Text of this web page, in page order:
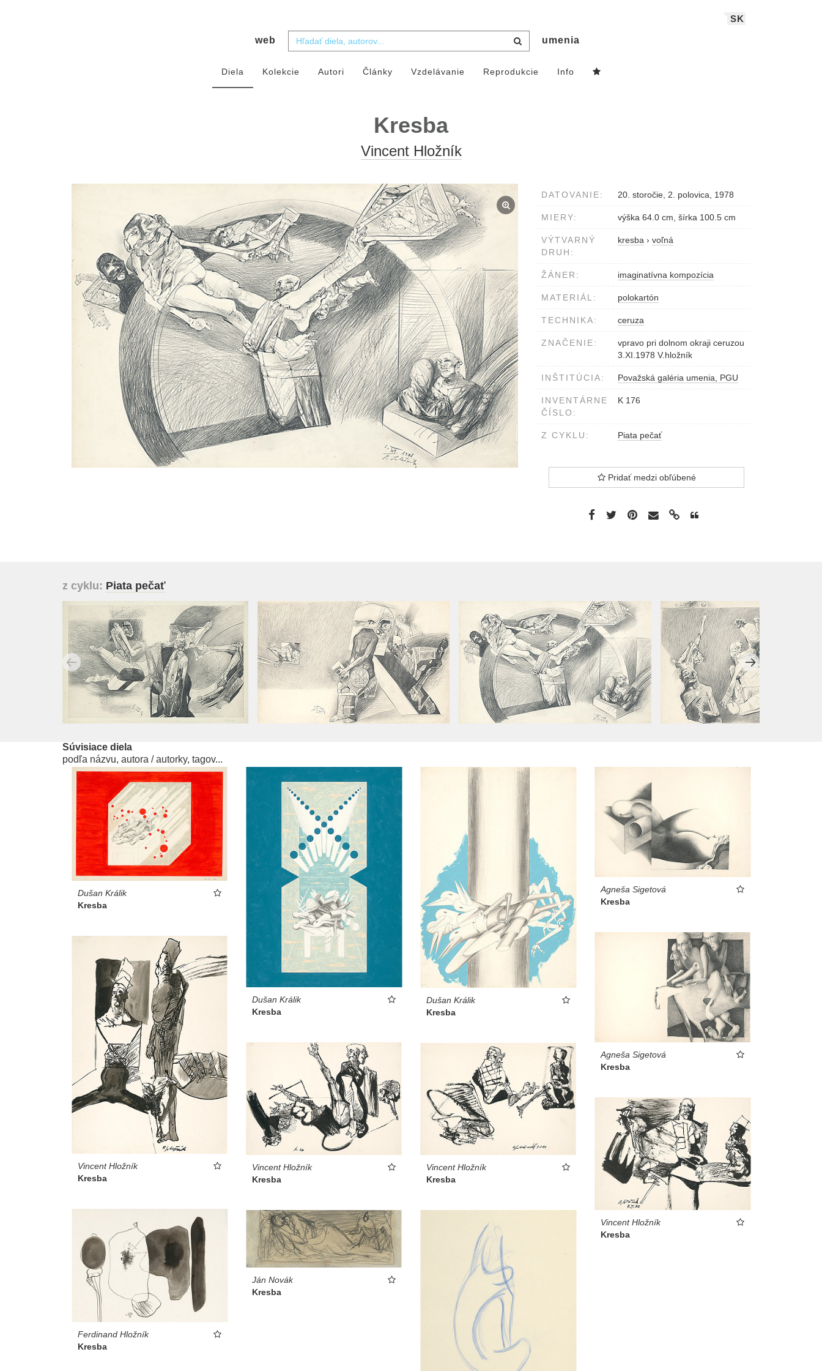
SK
web umenia
Diela Kolekcie Autori Články Vzdelávanie Reprodukcie Info
Kresba
Vincent Hložník
DATOVANIE: 20. storočie, 2. polovica, 1978
MIERY: výška 64.0 cm, šírka 100.5 cm
VÝTVARNÝ
DRUH:
kresba › voľná
ŽÁNER: imaginatívna kompozícia
MATERIÁL: polokartón
TECHNIKA: ceruza
ZNAČENIE:
vpravo pri dolnom okraji ceruzou
3.XI.1978 V.hložník
INŠTITÚCIA: Považská galéria umenia, PGU
INVENTÁRNE
ČÍSLO:
K 176
Z CYKLU: Piata pečať
Pridať medzi obľúbené
z cyklu: Piata pečať
Súvisiace diela
podľa názvu, autora / autorky, tagov...
Dušan Králik
Kresba
Dušan Králik
Kresba
Dušan Králik
Kresba
Agneša Sigetová
Kresba
Agneša Sigetová
Kresba
Vincent Hložník
Kresba
Vincent Hložník
Kresba
Vincent Hložník
Kresba
Vincent Hložník
Kresba
Ferdinand Hložník
Kresba
Ján Novák
Kresba